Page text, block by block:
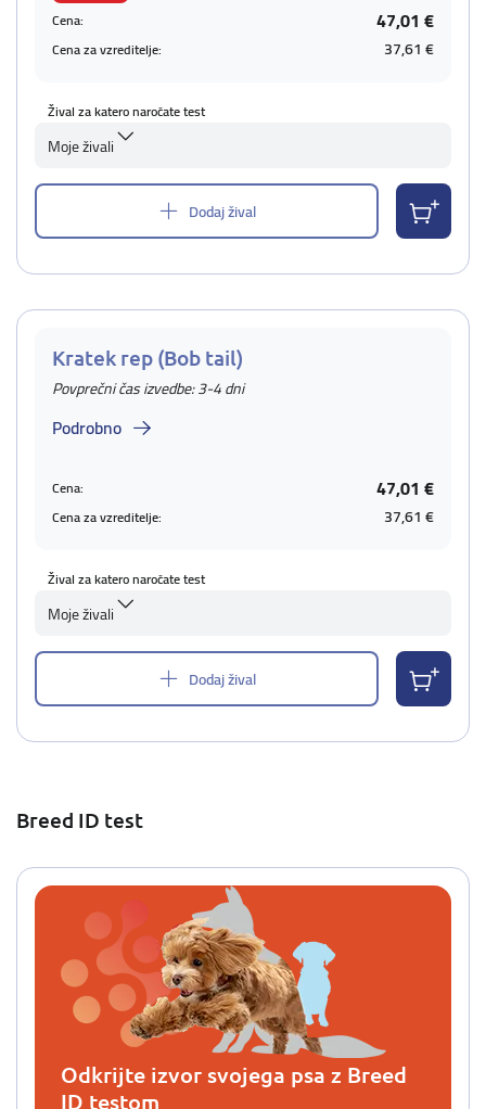
Cena:
47,01 €
Cena za vzreditelje: 37,61 €
Žival za katero naročate test
Moje živali
Dodaj žival
Kratek rep (Bob tail)
Povprečni čas izvedbe: 3-4 dni
Podrobno
Cena: 47,01 €
Cena za vzreditelje: 37,61 €
Žival za katero naročate test
Moje živali
Dodaj žival
Breed ID test
Odkrijte izvor svojega psa z Breed
ID testom